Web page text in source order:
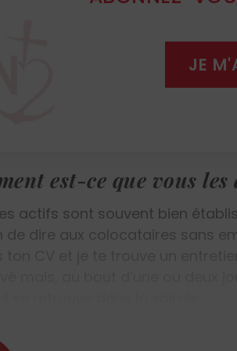
vers une forme de vie active.
anime, leurs rêves, pour entrer
Concrètement, ce pouvoir
renouer avec un membre
est-ce que vous les
actifs sont souvent bien
dire aux colocataires sans
JE